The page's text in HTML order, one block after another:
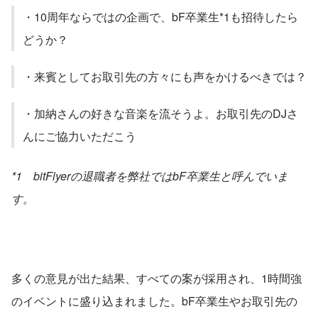
・10周年ならではの企画で、bF卒業生*1も招待したら
どうか？
・来賓としてお取引先の方々にも声をかけるべきでは？
・加納さんの好きな音楽を流そうよ。お取引先のDJさ
んにご協力いただこう
*1　bitFlyerの退職者を弊社ではbF卒業生と呼んでいま
す。
多くの意見が出た結果、すべての案が採用され、1時間強
のイベントに盛り込まれました。bF卒業生やお取引先の